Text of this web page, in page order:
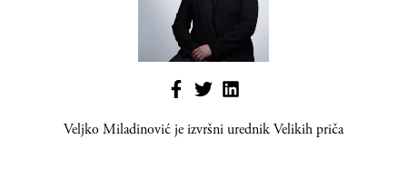
Veljko Miladinović je izvršni urednik Velikih priča